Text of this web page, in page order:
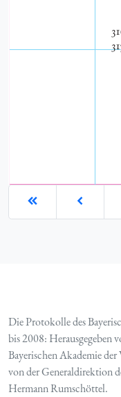
Die Protokolle des
bis 2008: Herausgegeben
Bayerischen Akademie
von der Generaldirektion
Hermann Rumschöttel.